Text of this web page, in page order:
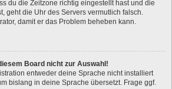
du die Zeitzone richtig eingestellt hast und die
geht die Uhr des Servers vermutlich falsch.
damit er das Problem beheben kann.
Board nicht zur Auswahl!
entweder deine Sprache nicht installiert
bislang in deine Sprache übersetzt. Frage ggf.